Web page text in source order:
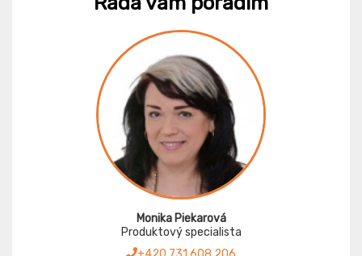
Monika Piekarová
Produktový specialista